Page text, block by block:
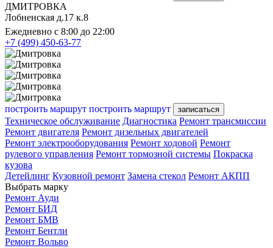
ДМИТРОВКА
Лобненская д.17 к.8
Ежедневно с 8:00 до 22:00
+7 (499) 450-63-77
построить маршрут построить маршрут записаться
Техническое обслуживание Диагностика Ремонт трансмиссии
Ремонт двигателя Ремонт дизельных двигателей
Ремонт электрооборудования Ремонт ходовой Ремонт
рулевого управления Ремонт тормозной системы Покраска
кузова
Детейлинг Кузовной ремонт Замена стекол Ремонт АКПП
Выбрать марку
Ремонт Ауди
Ремонт БИД
Ремонт БМВ
Ремонт Бентли
Ремонт Вольво